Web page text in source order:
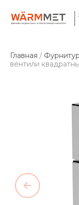
Главная /
вентили